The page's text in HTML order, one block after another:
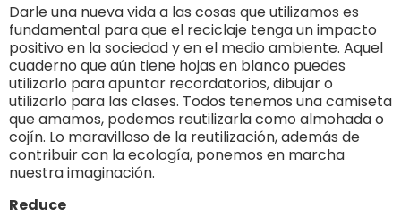
Darle una nueva vida a las cosas que utilizamos es
fundamental para que el reciclaje tenga un impacto
positivo en la sociedad y en el medio ambiente. Aquel
cuaderno que aún tiene hojas en blanco puedes
utilizarlo para apuntar recordatorios, dibujar o
utilizarlo para las clases. Todos tenemos una camiseta
que amamos, podemos reutilizarla como almohada o
cojín. Lo maravilloso de la reutilización, además de
contribuir con la ecología, ponemos en marcha
nuestra imaginación.
Reduce